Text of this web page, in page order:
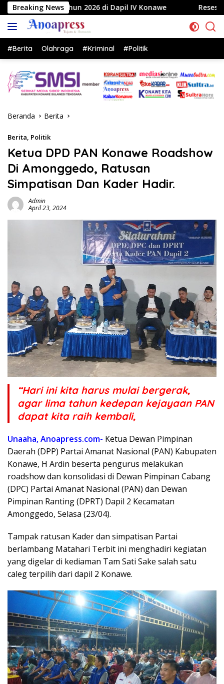
Langsung
ke
konten
Breaking News
di Dapil IV Konawe Reses di Labela, Anggota
#Berita Olahraga #Kriminal #Politik
Beranda Berita
Berita, Politik
Ketua DPD PAN Konawe Roadshow
Di Amonggedo, Ratusan
Simpatisan Dan Kader Hadir.
Admin
April 23, 2024
“Hari ini kita harus mulai bergerak,
agar lima tahun kedepan kejayaan PAN
dapat kita raih kembali,
Unaaha, Anoapress.com- Ketua Dewan Pimpinan
Daerah (DPP) Partai Amanat Nasional (PAN) Kabupaten
Konawe, H Ardin beserta pengurus melakukan
roadshow dan konsolidasi di Dewan Pimpinan Cabang
(DPC) Partai Amanat Nasional (PAN) dan Dewan
Pimpinan Ranting (DPRT) Dapil 2 Kecamatan
Amonggedo, Selasa (23/04).
Tampak ratusan Kader dan simpatisan Partai
berlambang Matahari Terbit ini menghadiri kegiatan
yang digelar di kediaman Tam Sati Sake salah satu
caleg terpilih dari dapil 2 Konawe.